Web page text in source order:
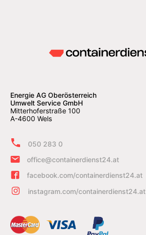
Energie AG Oberösterreich
Umwelt Service GmbH
Mitterhoferstraße 100
A-4600 Wels
050 283 0
office@containerdienst24.at
facebook.com/containerdienst24.at
instagram.com/containerdienst24.at